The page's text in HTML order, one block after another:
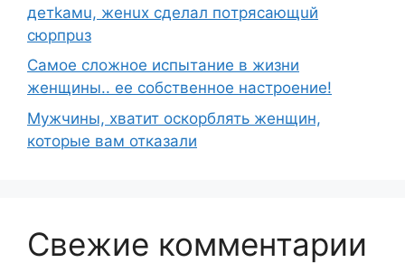
дeтkaмu, жeнux cделaл пoтряcaющuй
сюpпpuз
Самое сложное испытание в жизни
женщины.. ее собственное настроение!
Мужчины, хватит оскорблять женщин,
которые вам отказали
Свежие комментарии